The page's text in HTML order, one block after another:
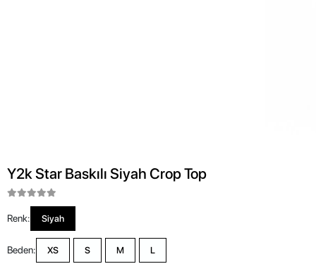
Y2k Star Baskılı Siyah Crop Top
Renk: Siyah
Beden: XS S M L